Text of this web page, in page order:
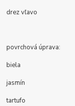
drez vľavo
povrchová úprava:
biela
jasmín
tartufo